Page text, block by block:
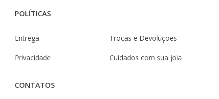
POLÍTICAS
Entrega Trocas e Devoluções
Privacidade Cuidados com sua joia
CONTATOS